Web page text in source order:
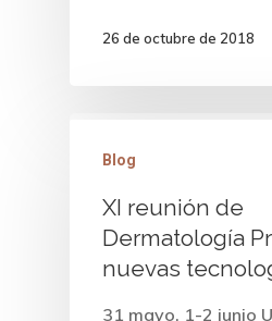
26 de octubre de 2018
Blog
XI reunión de
Dermatología
nuevas
31 mayo, 1-2 junio